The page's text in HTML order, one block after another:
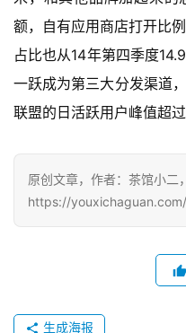
0
2
5
十
三
金
茶
奖
月
额，自有应用商店打开比
占比也从14年第四季度
一跃成为第三大分发渠道
联盟的日活跃用户峰值超
原创文章，作者：茶馆小二
https://
生成海报